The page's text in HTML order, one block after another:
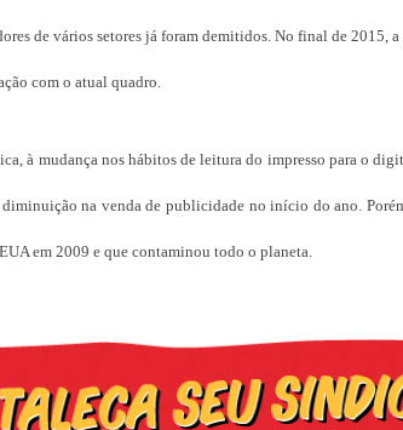
de vários setores já foram demitidos. No final de 2015,
com o atual quadro.
à mudança nos hábitos de leitura do impresso para o
na venda de publicidade no início do ano.
em 2009 e que contaminou todo o planeta.